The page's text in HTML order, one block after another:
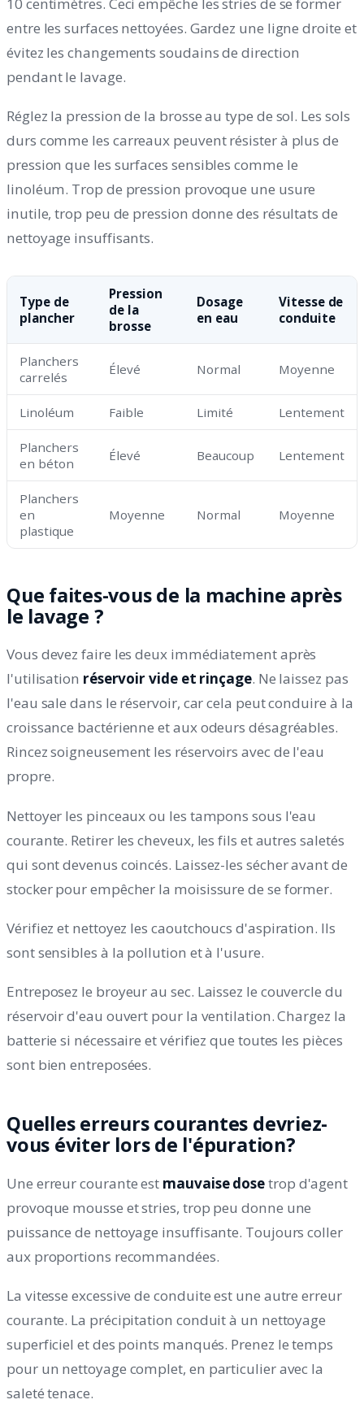
entre les surfaces nettoyées. Gardez une ligne droite et
évitez les changements soudains de direction
pendant le lavage.
Réglez la pression de la brosse au type de sol. Les sols
durs comme les carreaux peuvent résister à plus de
pression que les surfaces sensibles comme le
linoléum. Trop de pression provoque une usure
inutile, trop peu de pression donne des résultats de
nettoyage insuffisants.
Type de
plancher
Pression
de la
brosse
Dosage
en eau
Vitesse de
conduite
Planchers
carrelés
Élevé Normal Moyenne
Linoléum Faible Limité Lentement
Planchers
en béton
Élevé Beaucoup Lentement
Planchers
en
plastique
Moyenne Normal Moyenne
Que faites-vous de la machine après
le lavage ?
Vous devez faire les deux immédiatement après
l'utilisation réservoir vide et rinçage. Ne laissez pas
l'eau sale dans le réservoir, car cela peut conduire à la
croissance bactérienne et aux odeurs désagréables.
Rincez soigneusement les réservoirs avec de l'eau
propre.
Nettoyer les pinceaux ou les tampons sous l'eau
courante. Retirer les cheveux, les fils et autres saletés
qui sont devenus coincés. Laissez-les sécher avant de
stocker pour empêcher la moisissure de se former.
Vérifiez et nettoyez les caoutchoucs d'aspiration. Ils
sont sensibles à la pollution et à l'usure.
Entreposez le broyeur au sec. Laissez le couvercle du
réservoir d'eau ouvert pour la ventilation. Chargez la
batterie si nécessaire et vérifiez que toutes les pièces
sont bien entreposées.
Quelles erreurs courantes devriez-
vous éviter lors de l'épuration?
Une erreur courante est mauvaise dosetrop d'agent
provoque mousse et stries, trop peu donne une
puissance de nettoyage insuffisante. Toujours coller
aux proportions recommandées.
La vitesse excessive de conduite est une autre erreur
courante. La précipitation conduit à un nettoyage
superficiel et des points manqués. Prenez le temps
pour un nettoyage complet, en particulier avec la
saleté tenace.